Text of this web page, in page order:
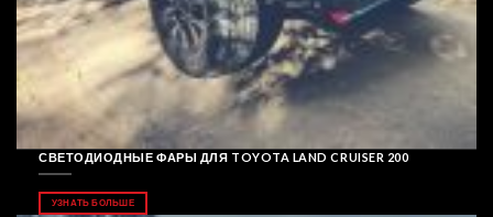
СВЕТОДИОДНЫЕ ФАРЫ ДЛЯ TOYOTA LAND CRUISER 200
УЗНАТЬ БОЛЬШЕ